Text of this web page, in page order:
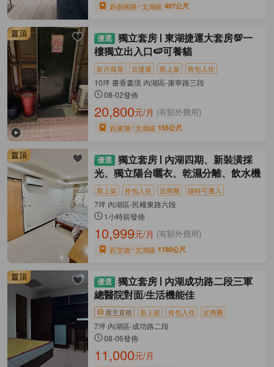
距劍南路 文湖線 407公尺
獨立套房
東湖捷運大套房💯一
樓獨立出入口🍉可養貓
影片賞屋 近捷運 新上架 拎包入住
10坪 書香畫境 內湖區-康寧路三段
08-02發佈
20,800元/月 (有額外費用)
距東湖 文湖線 155公尺
獨立套房
內湖四期、新裝潢採
光、獨立陽台曬衣、乾濕分離、飲水機
新上架 拎包入住 近商圈 隨時可遷入
7坪 內湖區-民權東路六段
1小時前發佈
10,999元/月 (有額外費用)
距文德 文湖線 1180公尺
獨立套房
內湖成功路二段三軍
總醫院對面/生活機能佳
屋主直租 新上架 拎包入住 近商圈
7坪 內湖區-成功路二段
08-06發佈
11,000元/月